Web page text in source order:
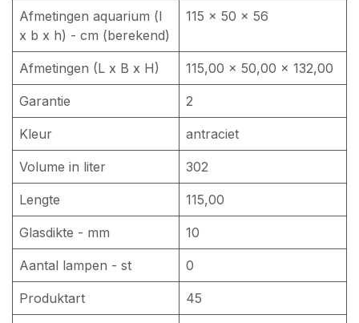
Afmetingen aquarium (l
x b x h) - cm (berekend)
115 × 50 × 56
Afmetingen (L x B x H) 115,00 × 50,00 × 132,00
Garantie 2
Kleur antraciet
Volume in liter 302
Lengte 115,00
Glasdikte - mm 10
Aantal lampen - st 0
Produktart 45